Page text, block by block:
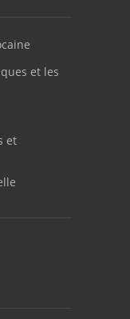
et les
et